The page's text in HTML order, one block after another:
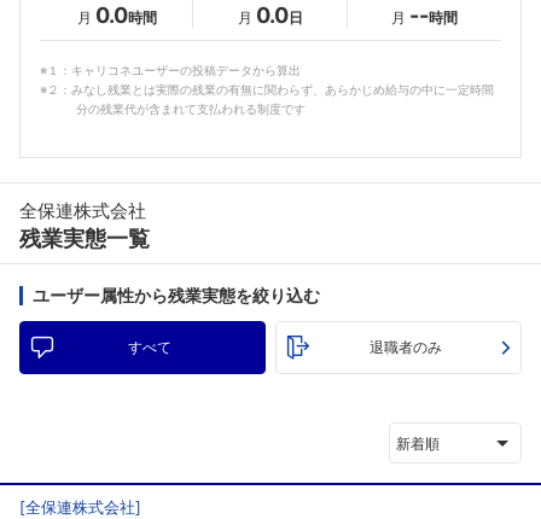
月 0.0時間 月 0.0日 月 --時間
※１：キャリコネユーザーの投稿データから算出
※２：みなし残業とは実際の残業の有無に関わらず、あらかじめ給与の中に一定時間
分の残業代が含まれて支払われる制度です
全保連株式会社
残業実態一覧
ユーザー属性から残業実態を絞り込む
すべて 退職者のみ
新着順
[全保連株式会社]